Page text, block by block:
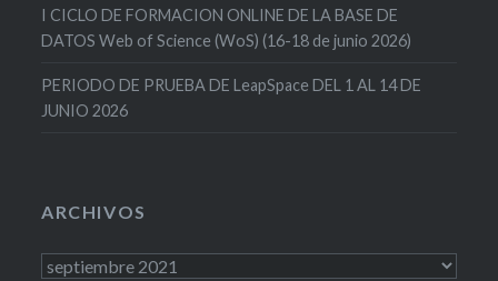
I CICLO DE FORMACION ONLINE DE LA BASE DE
DATOS Web of Science (WoS) (16-18 de junio 2026)
PERIODO DE PRUEBA DE LeapSpace DEL 1 AL 14 DE
JUNIO 2026
ARCHIVOS
Archivos